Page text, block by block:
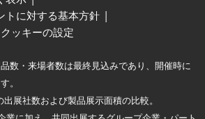
トに対する基本方針
クッキーの設定
数・来場者数は最終見込みであり、開催時に
。
展社数および製品展示面積の比較。